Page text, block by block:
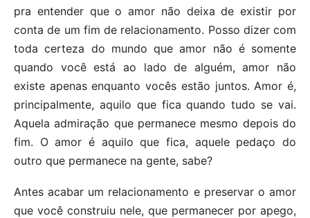
pra entender que o amor não deixa de existir por
conta de um fim de relacionamento. Posso dizer com
toda certeza do mundo que amor não é somente
quando você está ao lado de alguém, amor não
existe apenas enquanto vocês estão juntos. Amor é,
principalmente, aquilo que fica quando tudo se vai.
Aquela admiração que permanece mesmo depois do
fim. O amor é aquilo que fica, aquele pedaço do
outro que permanece na gente, sabe?
Antes acabar um relacionamento e preservar o amor
que você construiu nele, que permanecer por apego,